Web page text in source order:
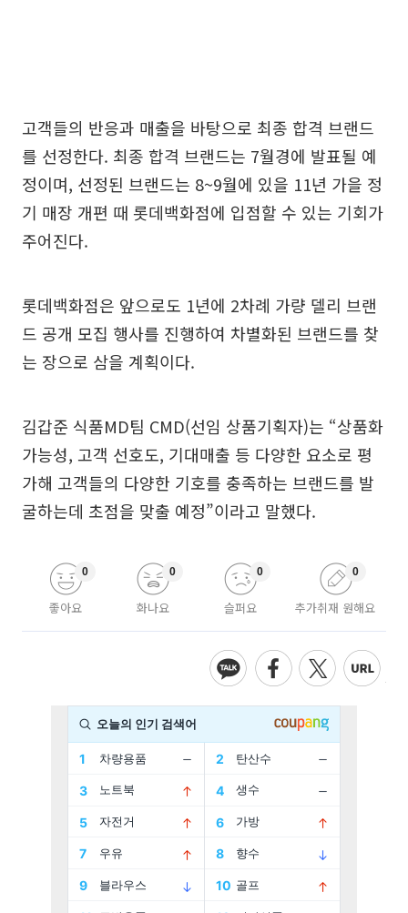
고객들의 반응과 매출을 바탕으로 최종 합격 브랜드
를 선정한다. 최종 합격 브랜드는 7월경에 발표될 예
정이며, 선정된 브랜드는 8~9월에 있을 11년 가을 정
기 매장 개편 때 롯데백화점에 입점할 수 있는 기회가
주어진다.
롯데백화점은 앞으로도 1년에 2차례 가량 델리 브랜
드 공개 모집 행사를 진행하여 차별화된 브랜드를 찾
는 장으로 삼을 계획이다.
김갑준 식품MD팀 CMD(선임 상품기획자)는 “상품화
가능성, 고객 선호도, 기대매출 등 다양한 요소로 평
가해 고객들의 다양한 기호를 충족하는 브랜드를 발
굴하는데 초점을 맞출 예정”이라고 말했다.
좋아요
0
화나요
0
슬퍼요
0
추가취재 원해요
0